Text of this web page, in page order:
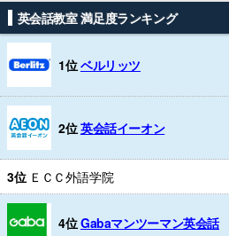
英会話教室 満足度ランキング
1位ベルリッツ
2位英会話イーオン
3位 ＥＣＣ外語学院
4位Gabaマンツーマン英会話